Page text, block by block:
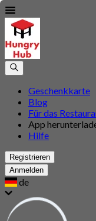
Geschenkkarte
Blog
Für das
App
Hilfe
Registrieren
Anmelden
de